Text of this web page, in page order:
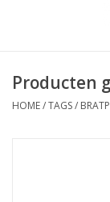
Chocolade &
Hygiëne & opslag
Producten
HOME/TAGS/